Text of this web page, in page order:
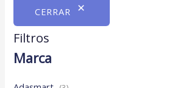
CERRAR
Filtros
Marca